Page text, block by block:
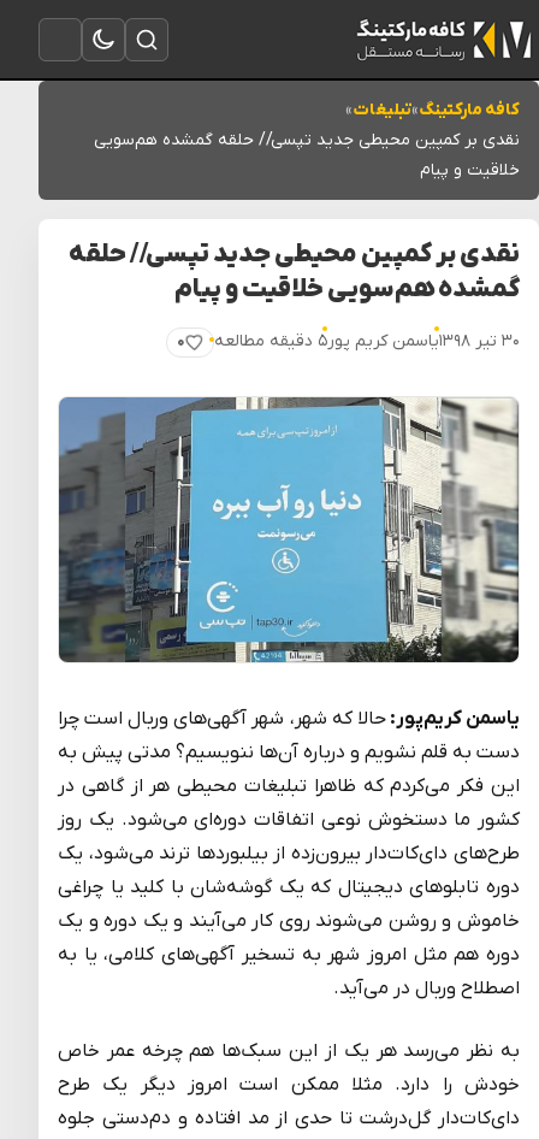
باز کردن منو
تغییر به حالت تاریک
باز کردن جستجو
کافه مارکتینگ»تبلیغات»
نقدی بر کمپین محیطی جدید تپسی// حلقه گمشده هم‌سویی
خلاقیت و پیام
نقدی بر کمپین محیطی جدید تپسی// حلقه
گمشده هم‌سویی خلاقیت و پیام
۳۰ تیر ۱۳۹۸ یاسمن کریم پور۵ دقیقه مطالعه ۰
پسندیدن
یاسمن کریم‌پور:حالا که شهر، شهر آگهی‌های وربال است چرا
دست به قلم نشویم و درباره آن‌ها ننویسیم؟ مدتی پیش به
این فکر می‌کردم که ظاهرا تبلیغات محیطی هر از گاهی در
کشور ما دستخوش نوعی اتفاقات دوره‌‌ای می‌شود. یک روز
طرح‌های دای‌کات‌دار بیرون‌زده از بیلبوردها ترند می‌شود، یک
دوره تابلوهای دیجیتال که یک گوشه‌شان با کلید یا چراغی
خاموش و روشن می‌شوند روی کار می‌آیند و یک دوره و یک
دوره هم مثل امروز شهر به تسخیر آگهی‌های کلامی، یا به
اصطلاح وربال در می‌آید.
به نظر می‌رسد هر یک از این سبک‌ها هم چرخه عمر خاص
خودش را دارد. مثلا ممکن است امروز دیگر یک طرح
دای‌کات‌دار گل‌درشت تا حدی از مد افتاده و دم‌دستی جلوه